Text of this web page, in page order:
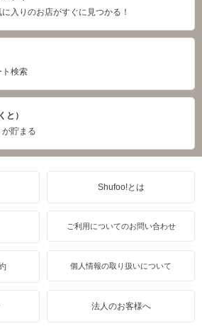
入りのお店がすぐに見つかる！
ト検索
と）
貯まる
Shufoo!とは
ご利用についてのお問い合わせ
個人情報の取り扱いについて
法人のお客様へ